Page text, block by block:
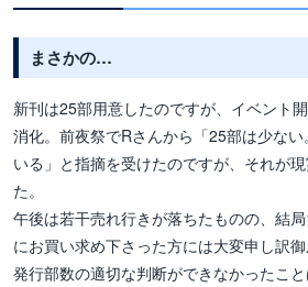
まさかの…
新刊は25部用意したのですが、イベント
消化。前夜祭でRさんから「25部は少な
いる」と指摘を受けたのですが、それが
た。
午後は若干売れ行きが落ちたものの、結
にお買い求め下さった方には大変申し訳御
発行部数の適切な判断ができなかったこ